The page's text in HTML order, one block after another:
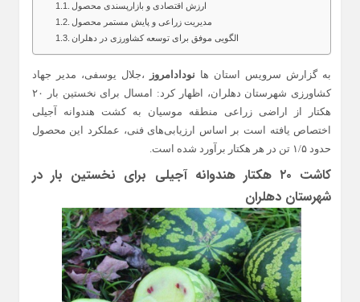
ارزش اقتصادی و بازارپسندی محصول
مدیریت زراعی و پایش مستمر محصول
الگویی موفق برای توسعه کشاورزی در دهلران
به گزارش سرویس استان ها نودادامروز
،جلال یوسفی، مدیر جهاد
کشاورزی شهرستان دهلران، اظهار کرد: امسال برای نخستین بار ۲۰
هکتار از اراضی زراعی منطقه موسیان به کشت هندوانه آجیلی
اختصاص یافته است بر اساس ارزیابی‌های فنی، عملکرد این محصول
حدود ۱/۵ تن در هر هکتار برآورد شده است.
کاشت ۲۰ هکتار هندوانه آجیلی برای نخستین بار در
شهرستان دهلران